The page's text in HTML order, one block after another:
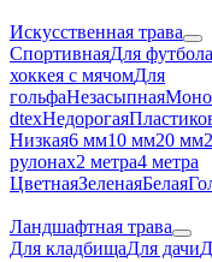
Искусственная трава
СпортивнаяДля футбола
хоккея с мячомДля
гольфаНезасыпная
dtexНедорогая
Низкая6 мм10 мм20 мм
рулонах2 метра4 метра
ЦветнаяЗеленаяБелая
Ландшафтная трава
Для кладбищаДля дачи